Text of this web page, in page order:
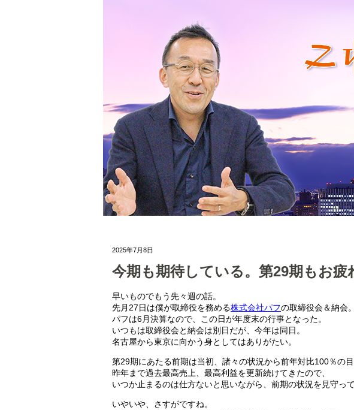
2025年7月8日
今期も期待している。第29期もお疲
早いものでもう先々週の話。
先月27日は僕が取締役を務める株式会社パフの取締役会＆納会。
パフは6月決算なので、この日が年度末の行事となった。
いつもは取締役会と納会は別日だが、今年は同日。
名古屋から東京に向かう身としてはありがたい。
第29期にあたる前期は当初、諸々の状況から前年対比100％の目
昨年まで過去最高売上、最高利益を更新続けてきたので、
いつか止まるのは仕方ないと思いながら、前期の状況を見守って
いやいや、さすがですね。